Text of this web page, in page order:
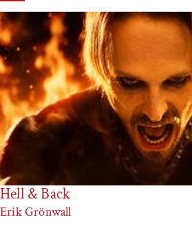
Hell & Back
Erik Grönwall